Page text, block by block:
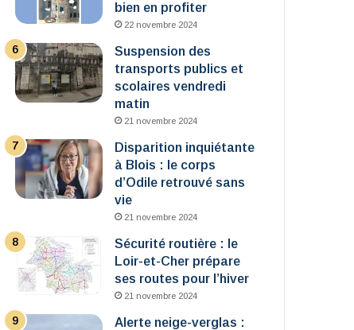
bien en profiter
22 novembre 2024
Suspension des
transports publics et
scolaires vendredi
matin
21 novembre 2024
Disparition inquiétante
à Blois : le corps
d’Odile retrouvé sans
vie
21 novembre 2024
Sécurité routière : le
Loir-et-Cher prépare
ses routes pour l’hiver
21 novembre 2024
Alerte neige-verglas :